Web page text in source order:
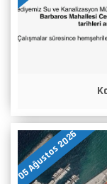
05 Ağustos 2026